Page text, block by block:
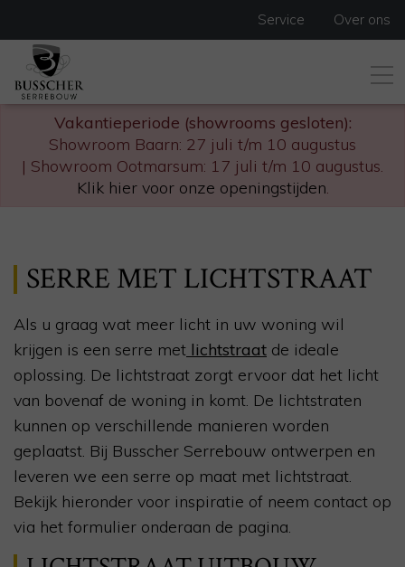
Vakantieperiode (showrooms gesloten):
Showroom Baarn: 27 juli t/m 10 augustus
| Showroom Ootmarsum: 17 juli t/m 10 augustus.
Klik hier voor onze openingstijden.
Service Over ons
SERRE MET LICHTSTRAAT
Als u graag wat meer licht in uw woning wil
krijgen is een serre met lichtstraat de ideale
oplossing. De lichtstraat zorgt ervoor dat het licht
van bovenaf de woning in komt. De lichtstraten
kunnen op verschillende manieren worden
geplaatst. Bij Busscher Serrebouw ontwerpen en
leveren we een serre op maat met lichtstraat.
Bekijk hieronder voor inspiratie of neem contact op
via het formulier onderaan de pagina.